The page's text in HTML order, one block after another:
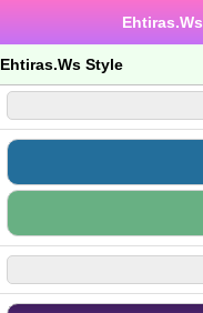
Ehtiras.Ws
Ehtiras.Ws Style